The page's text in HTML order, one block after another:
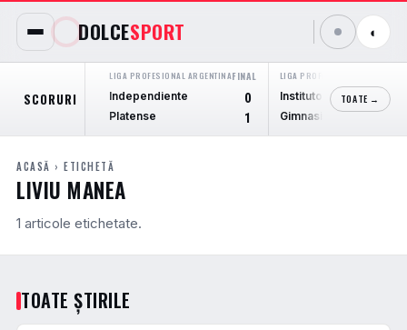
DOLCESPORT ◐
SCORURI
LIGA PROFESIONAL ARGENTINAFINAL
Independiente
0
Platense 1
LIGA PROFESIONAL ARGENTINA
Instituto Cordoba
Gimnasia M.
TOATE →
ACASĂ › ETICHETĂ
LIVIU MANEA
1 articole etichetate.
TOATE ȘTIRILE